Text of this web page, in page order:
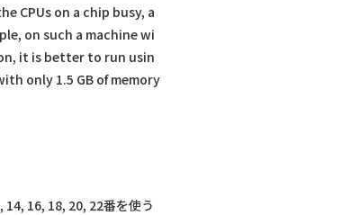
CPUs on a chip busy, a
on such a machine wi
it is better to run usin
only 1.5 GB of memory
16, 18, 20, 22番を使う